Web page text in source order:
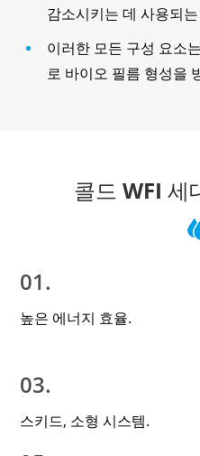
감소시키는 데 사용되
이러한 모든 구성 요소
로 바이오 필름 형성을
콜드 WFI 세
01.
높은 에너지 효율.
03.
스키드, 소형 시스템.